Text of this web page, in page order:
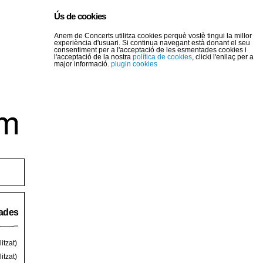
Ús de cookies
Anem de Concerts utilitza cookies perquè vostè tingui la millor
experiència d'usuari. Si continua navegant està donant el seu
consentiment per a l'acceptació de les esmentades cookies i
l'acceptació de la nostra política de cookies, clicki l'enllaç per a
major informació. plugin cookies